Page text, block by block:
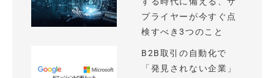
プライヤーが今すぐ点
検すべき3つのこと
B2B取引の自動化で
「発見されない企業」